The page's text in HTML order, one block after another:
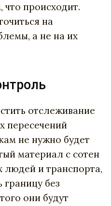
что происходит.
на
а не на их
отслеживание
пересечений
не нужно будет
материал с сотен
людей и транспорта,
без
они будут